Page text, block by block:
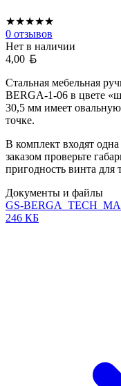
★★★★★
0 отзывов
Нет в наличии
4,00
Стальная мебельная
BERGA-1-06 в цвете
30,5 мм имеет
точке.
В комплект входят
заказом проверьте
пригодность винта
Документы и файлы
GS-
246 КБ